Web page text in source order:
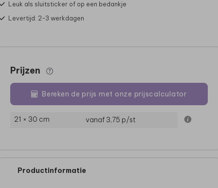
Leuk als sluitsticker of op een bedankje
Levertijd: 2-3 werkdagen
Prijzen
Bereken de prijs met onze prijscalculator
21 × 30 cm vanaf 3,75 p/st
Productinformatie